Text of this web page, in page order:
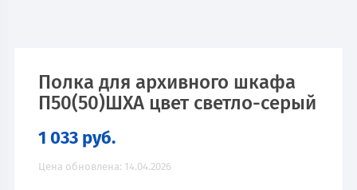
Полка для архивного шкафа
П50(50)ШХА цвет светло-серый
1 033 руб.
Цена обновлена: 14.04.2026